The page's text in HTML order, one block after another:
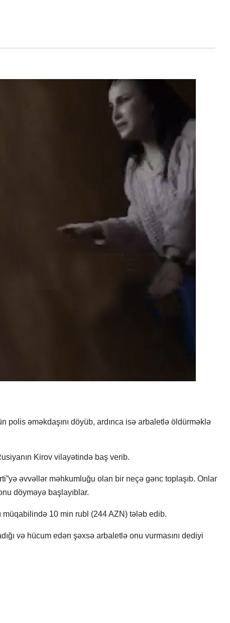
polis əməkdaşını döyüb, ardınca isə arbaletlə öldürməklə
Kirov vilayətində baş verib.
əvvəllər məhkumluğu olan bir neçə gənc toplaşıb. Onlar
döyməyə başlayıblar.
müqabilində 10 min rubl (244 AZN) tələb edib.
və hücum edən şəxsə arbaletlə onu vurmasını dediyi